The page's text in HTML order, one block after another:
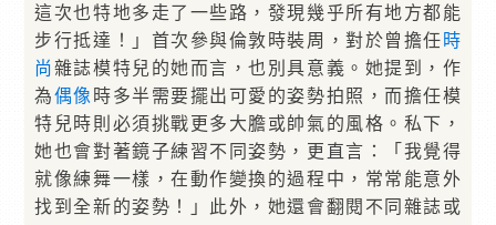
這次也特地多走了一些路，發現幾乎所有地方都能
步行抵達！」首次參與倫敦時裝周，對於曾擔任 時
尚雜誌模特兒的她而言，也別具意義。她提到，作
為偶像 時多半需要擺出可愛的姿勢拍照，而擔任模
特兒時則必須挑戰更多大膽或帥氣的風格。私下，
她也會對著鏡子練習不同姿勢，更直言：「我覺得
就像練舞一樣，在動作變換的過程中，常常能意外
找到全新的姿勢！」此外，她還會翻閱不同雜誌或